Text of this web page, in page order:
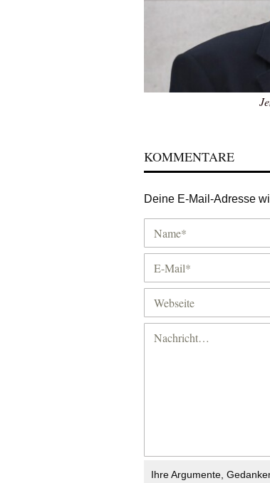
KOMMENTARE
Deine E-Mail-Adresse
Ihre Argumente,